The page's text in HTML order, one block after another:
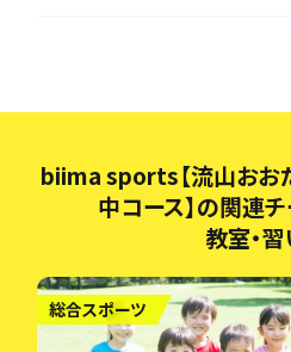
biima sports【流山おお
中コース】の関連チ
教室・
総合スポーツ